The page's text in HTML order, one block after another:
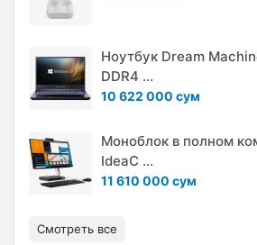
Ноутбук Dream
DDR4 ...
10 622 000 сум
Моноблок в полном
IdeaC ...
11 610 000 сум
Смотреть все